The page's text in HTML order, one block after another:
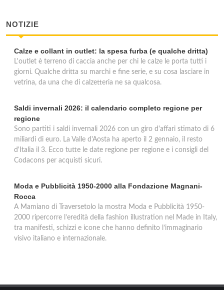
NOTIZIE
Calze e collant in outlet: la spesa furba (e qualche dritta)
L'outlet è terreno di caccia anche per chi le calze le porta tutti i
giorni. Qualche dritta su marchi e fine serie, e su cosa lasciare in
vetrina, da una che di calzetteria ne sa qualcosa.
Saldi invernali 2026: il calendario completo regione per
regione
Sono partiti i saldi invernali 2026 con un giro d'affari stimato di 6
miliardi di euro. La Valle d'Aosta ha aperto il 2 gennaio, il resto
d'Italia il 3. Ecco tutte le date regione per regione e i consigli del
Codacons per acquisti sicuri.
Moda e Pubblicità 1950-2000 alla Fondazione Magnani-
Rocca
A Mamiano di Traversetolo la mostra Moda e Pubblicità 1950-
2000 ripercorre l’eredità della fashion illustration nel Made in Italy,
tra manifesti, schizzi e icone che hanno definito l’immaginario
visivo italiano e internazionale.